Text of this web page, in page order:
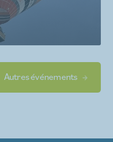
Autres événements